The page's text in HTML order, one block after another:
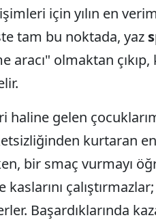
için yılın en
tam bu noktada, yaz
aracı" olmaktan
haline gelen
kurtaran
bir smaç vurmayı
Başardıklarında